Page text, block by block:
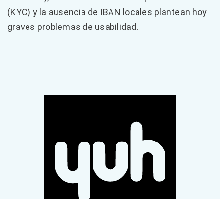
(KYC) y la ausencia de IBAN locales plantean hoy
graves problemas de usabilidad.